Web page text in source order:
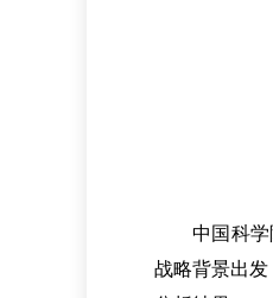
中国科
战略背景出